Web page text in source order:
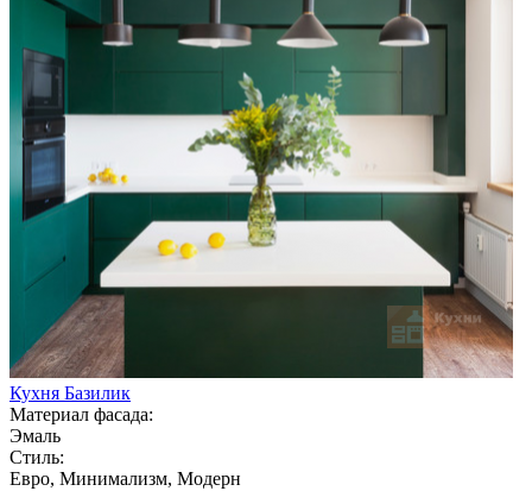
Кухня Базилик
Материал фасада:
Эмаль
Стиль:
Евро, Минимализм, Модерн